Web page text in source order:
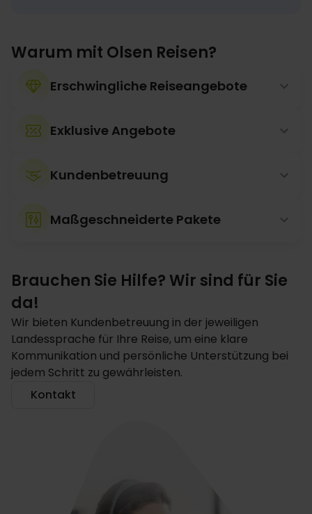
Warum mit Olsen Reisen?
Erschwingliche Reiseangebote
Exklusive Angebote
Kundenbetreuung
Maßgeschneiderte Pakete
Brauchen Sie Hilfe? Wir sind für Sie
da!
Wir bieten Kundenbetreuung in der jeweiligen
Landessprache für Ihre Reise, um eine klare
Kommunikation und persönliche Unterstützung bei
jedem Schritt zu gewährleisten.
Kontakt